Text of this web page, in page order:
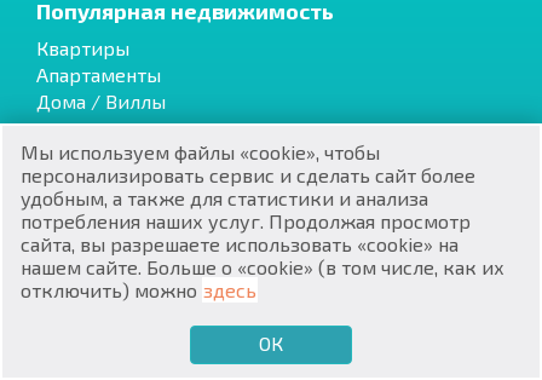
€
$
₽
₴
zł BG
Популярная недвижимость
Квартиры
Апартаменты
Дома / Виллы
Коттеджи / Таунхаусы
Вторичная
От застройщика
Мы используем файлы «cookie», чтобы
персонализировать сервис и сделать сайт более
удобным, а также для статистики и анализа
потребления наших услуг. Продолжая просмотр
сайта, вы разрешаете использовать «cookie» на
нашем сайте. Больше о «cookie» (в том числе, как их
отключить) можно здесь
ОК